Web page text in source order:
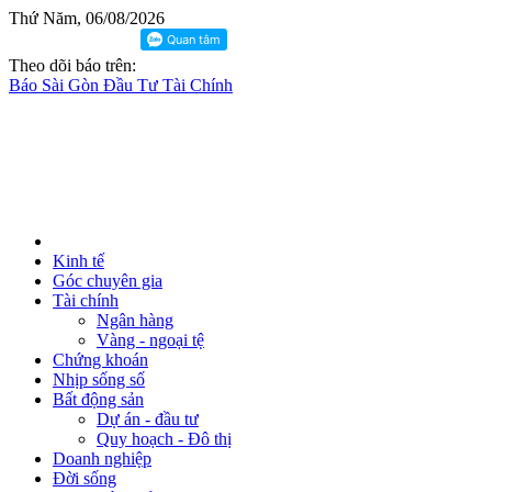
Thứ Năm, 06/08/2026
Theo dõi báo trên:
Báo Sài Gòn Đầu Tư Tài Chính
Kinh tế
Góc chuyên gia
Tài chính
Ngân hàng
Vàng - ngoại tệ
Chứng khoán
Nhịp sống số
Bất động sản
Dự án - đầu tư
Quy hoạch - Đô thị
Doanh nghiệp
Đời sống